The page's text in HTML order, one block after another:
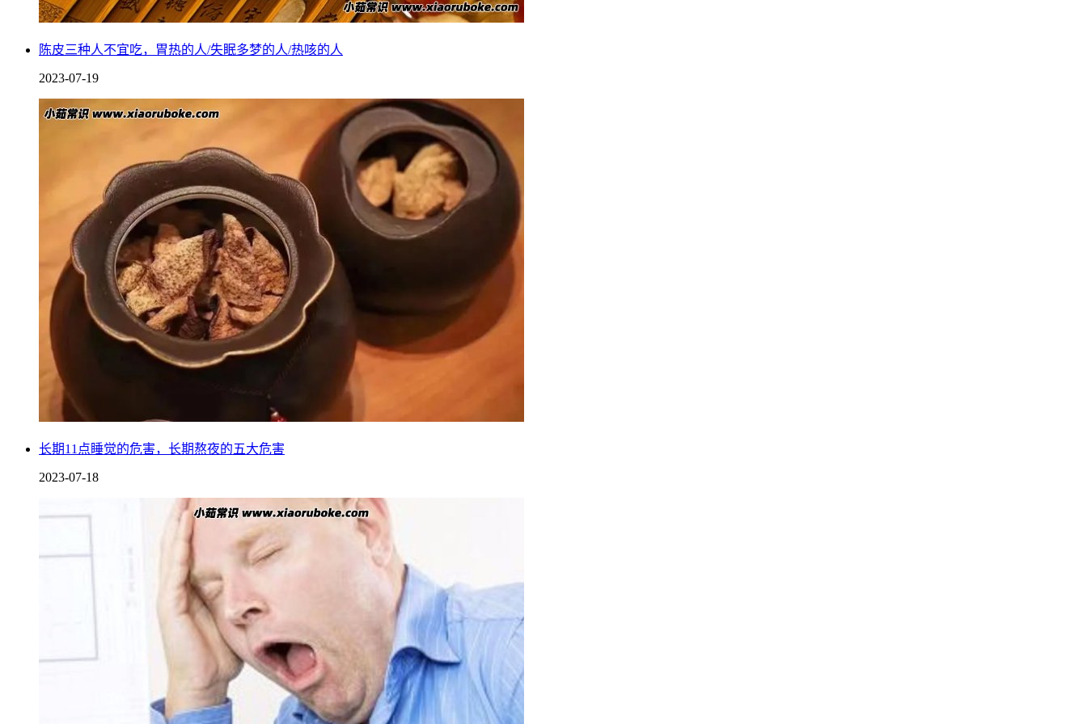
8. 献血者免疫力可能会有所下降。
9. 可能会增加感染几率，甚至导致自身与其它献血者之间出现交叉感染。
10. 献血有可能会上瘾，从而出现血管膨胀的感觉。
中医为什么不鼓励献血
从中医角度来看，通过正规途径少量献血有利于身体健康，但不鼓励人们大量献血，因为中医认为血为气之母，亡血者必亡汗，短时间献血过多会出现气血虚弱、自汗、头晕目眩、贫血等一
系列症状，加上中医讲究“春夏养阳，秋冬养阴”，所以不建议秋冬季节献血，应该保养阴血和阴精。
献多少血是自己定吗
献多少血是自己并不是由自己决定，而是由献血法规定，通常一次性献血量为200ml，最多不超过400ml，具体根据个人体质和地方规定而异。献血后的人群应该注意休息，避免过度劳累，一
周内不要干重活，切勿剧烈运动，多吃含有蛋白质和微量元素的食物。
陈皮三种人不宜吃，胃热的人/失眠多梦的人/热咳的人
2023-07-19
长期11点睡觉的危害，长期熬夜的五大危害
2023-07-18